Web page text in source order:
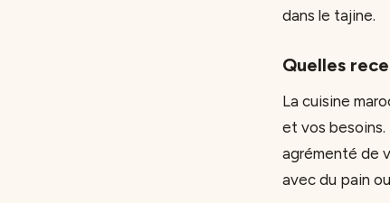
dans le tajine.
Quelles
La cuisine
et vos besoins.
agrémenté de
avec du pain